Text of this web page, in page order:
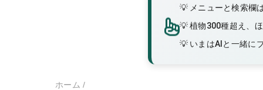
メニューと検索欄
植物300種超え、
いまはAIと一緒に
ホーム /